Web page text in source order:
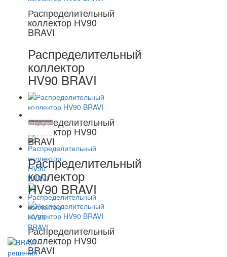
Распределительный
коллектор HV90
BRAVI
Распределительный
коллектор
HV90 BRAVI
Распределительный
коллектор HV90
BRAVI
Распределительный
коллектор
HV90 BRAVI
Распределительный
коллектор HV90
BRAVI